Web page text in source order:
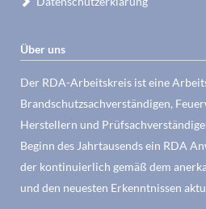
Über uns
Der RDA-Arbeitskreis ist eine
Brandschutzsachverständigen,
Herstellern und
Beginn des Jahrtausends ein RDA
der kontinuierlich gemäß dem
und den neuesten Erkenntnissen